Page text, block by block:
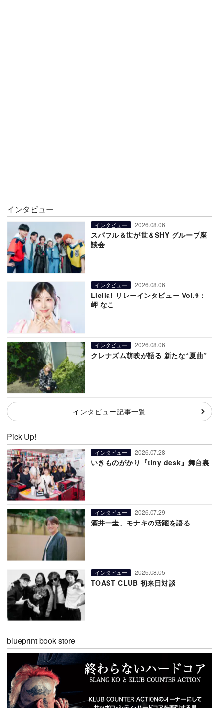
インタビュー
インタビュー 2026.08.06
スパフル＆世が世＆SHY グループ座
談会
インタビュー 2026.08.06
Liella! リレーインタビュー Vol.9：
岬 なこ
インタビュー 2026.08.06
クレナズム萌映が語る 新たな“夏曲”
インタビュー記事一覧
Pick Up!
インタビュー 2026.07.28
いきものがかり『tiny desk』舞台裏
インタビュー 2026.07.29
酒井一圭、モナキの活躍を語る
インタビュー 2026.08.05
TOAST CLUB 初来日対談
blueprint book store